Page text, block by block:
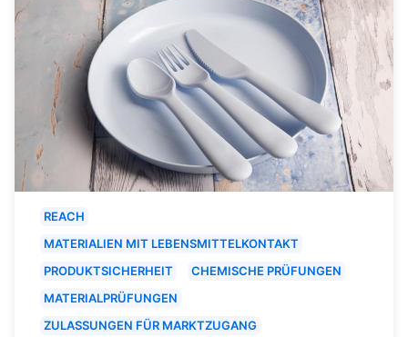
REACH
MATERIALIEN MIT LEBENSMITTELKONTAKT
PRODUKTSICHERHEIT
CHEMISCHE PRÜFUNGEN
MATERIALPRÜFUNGEN
ZULASSUNGEN FÜR MARKTZUGANG